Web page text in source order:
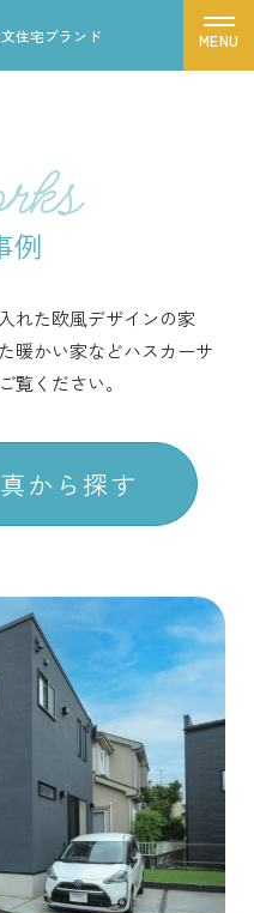
住宅ブランド
例
れた欧風デザインの家
暖かい家などハスカーサ
覧ください。
から探す
探す
casa corte
吹き抜け
ダ・バルコニー
然素材・無垢材
ルツリー